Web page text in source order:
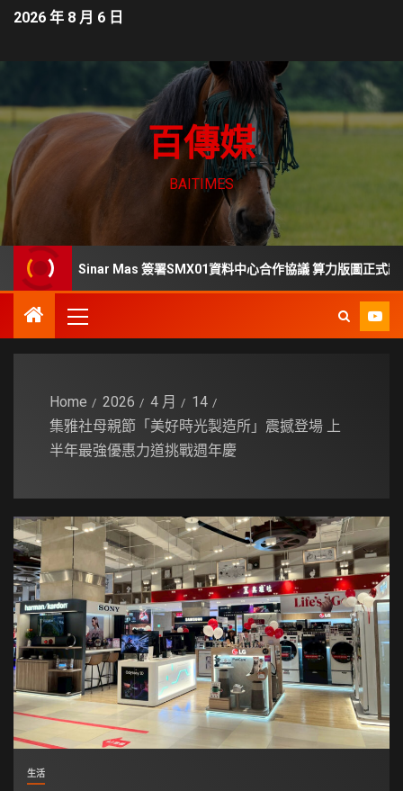
2026 年 8 月 6 日
百傳媒
BAITIMES
Sinar Mas 簽署SMX01資料中心合作協議 算力版圖正式跨足東南亞
Home 2026 4 月
14
集雅社母親節「美好時光製造所」震撼登場 上
半年最強優惠力道挑戰週年慶
生活